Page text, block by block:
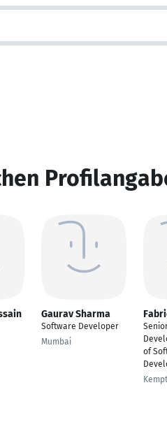
Gaurav Sharma
Software Developer
Mumbai
of